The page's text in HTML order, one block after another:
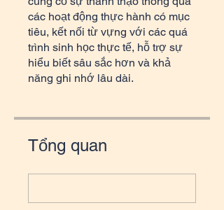
các hoạt động thực hành có mục
tiêu, kết nối từ vựng với các quá
trình sinh học thực tế, hỗ trợ sự
hiểu biết sâu sắc hơn và khả
năng ghi nhớ lâu dài.
Tổng quan